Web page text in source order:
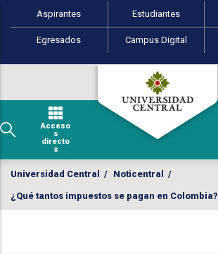
Pasar al contenido principal
Perfiles de usuario
Aspirantes Estudiantes
Egresados Campus Digital
Acceso
s
directo
s
Universidad Central / Noticentral /
¿Qué tantos impuestos se pagan en Colombia?